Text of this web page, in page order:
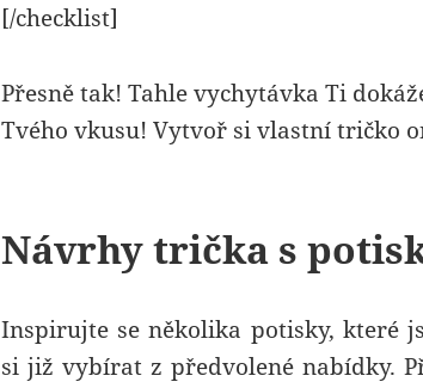
[/checklist]
Přesně tak! Tahle vychytávka Ti
Tvého vkusu! Vytvoř si vlastní tričko
Návrhy trička s
Inspirujte se několika potisky, které
si již vybírat z předvolené nabídky.